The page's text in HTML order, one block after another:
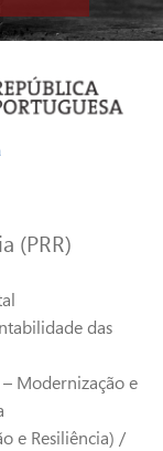
(PRR)
das
Modernização e
e Resiliência) /